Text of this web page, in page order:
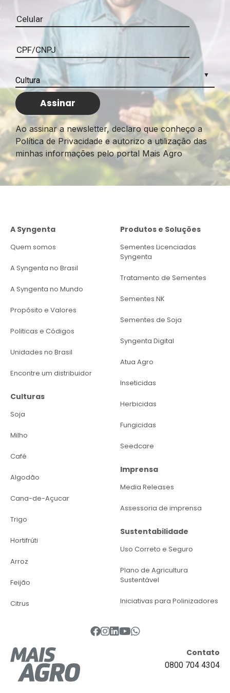
Ao assinar a newsletter, declaro que conheço a
Política de Privacidade e autorizo a utilização das
minhas informações pelo portal Mais Agro
A Syngenta
Quem somos
A Syngenta no Brasil
A Syngenta no Mundo
Propósito e Valores
Politicas e Códigos
Unidades no Brasil
Encontre um distribuidor
Culturas
Soja
Milho
Café
Algodão
Cana-de-Açucar
Trigo
Hortifrúti
Arroz
Feijão
Citrus
Produtos e Soluções
Sementes Licenciadas
Syngenta
Tratamento de Sementes
Sementes NK
Sementes de Soja
Syngenta Digital
Atua Agro
Inseticidas
Herbicidas
Fungicidas
Seedcare
Imprensa
Media Releases
Assessoria de imprensa
Sustentabilidade
Uso Correto e Seguro
Plano de Agricultura
Sustentável
Iniciativas para Polinizadores
Contato
0800 704 4304